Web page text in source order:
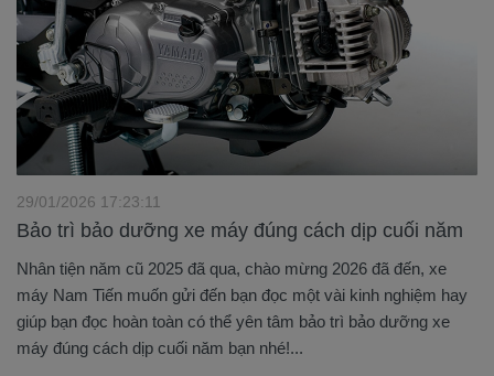
Bảo trì bảo dưỡng xe máy đúng cách dịp cuối năm
29/01/2026 17:23:11
Nhân tiện năm cũ 2025 đã qua, chào mừng 2026 đã đến, xe
máy Nam Tiến muốn gửi đến bạn đọc một vài kinh nghiệm hay
giúp bạn đọc hoàn toàn có thể yên tâm bảo trì bảo dưỡng xe
máy đúng cách dịp cuối năm bạn nhé!...